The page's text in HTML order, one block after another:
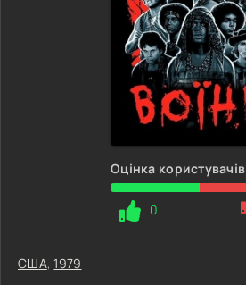
Оцінка користувачів
0
США,1979